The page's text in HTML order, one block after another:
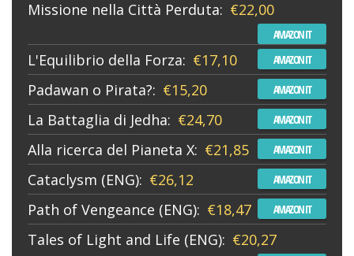
Missione nella Città Perduta: €22,00
AMAZON IT
L'Equilibrio della Forza: €17,10 AMAZON IT
Padawan o Pirata?: €15,20 AMAZON IT
La Battaglia di Jedha: €24,70 AMAZON IT
Alla ricerca del Pianeta X: €21,85 AMAZON IT
Cataclysm (ENG): €26,12 AMAZON IT
Path of Vengeance (ENG): €18,47 AMAZON IT
Tales of Light and Life (ENG): €20,27